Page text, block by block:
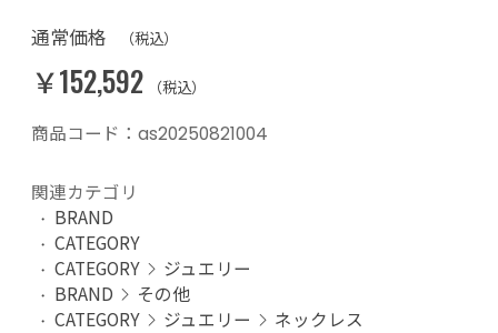
通常価格 （税込）
￥152,592 （税込）
商品コード：as20250821004
関連カテゴリ
BRAND
CATEGORY
CATEGORY
ジュエリー
BRAND
その他
CATEGORY
ジュエリー ネックレス